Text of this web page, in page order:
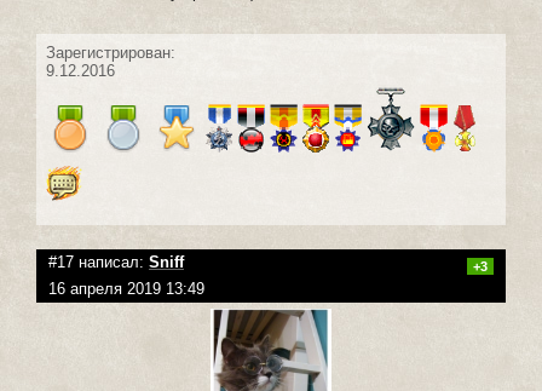
Зарегистрирован:
9.12.2016
#17 написал: Sniff +3
16 апреля 2019 13:49